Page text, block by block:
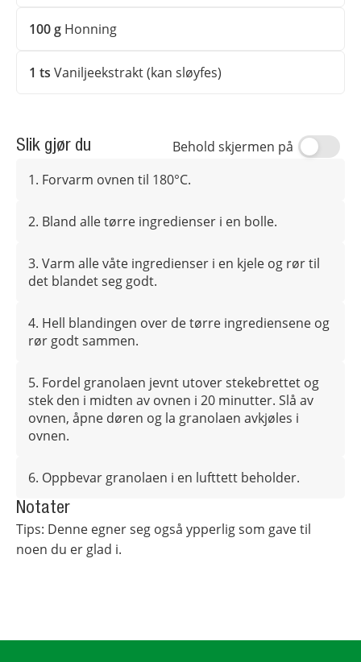
100g Honning
1 ts Vaniljeekstrakt (kan sløyfes)
Slik gjør du
Behold skjermen på
1. Forvarm ovnen til 180°C.
2. Bland alle tørre ingredienser i en bolle.
3. Varm alle våte ingredienser i en kjele og rør til
det blandet seg godt.
4. Hell blandingen over de tørre ingrediensene og
rør godt sammen.
5. Fordel granolaen jevnt utover stekebrettet og
stek den i midten av ovnen i 20 minutter. Slå av
ovnen, åpne døren og la granolaen avkjøles i
ovnen.
6. Oppbevar granolaen i en lufttett beholder.
Notater
Tips: Denne egner seg også ypperlig som gave til
noen du er glad i.